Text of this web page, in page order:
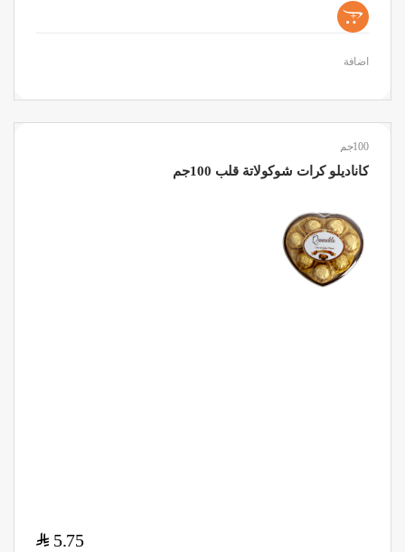
+
اضافة
100جم
كاناديلو كرات شوكولاتة قلب 100جم
5.75
$